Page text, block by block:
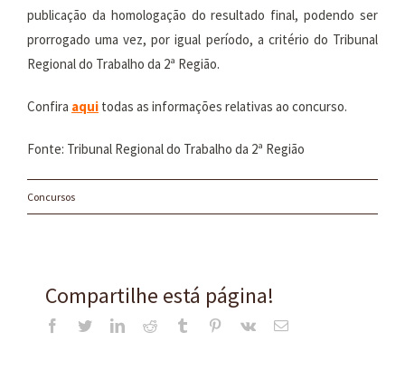
publicação da homologação do resultado final, podendo ser
prorrogado uma vez, por igual período, a critério do Tribunal
Regional do Trabalho da 2ª Região.
Confira aqui todas as informações relativas ao concurso.
Fonte: Tribunal Regional do Trabalho da 2ª Região
Concursos
Compartilhe está página!
Facebook
TwitterLinkedInReddit Tumblr Pinterest
Vk
E-